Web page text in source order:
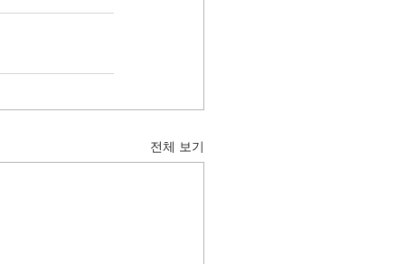
전체 보기